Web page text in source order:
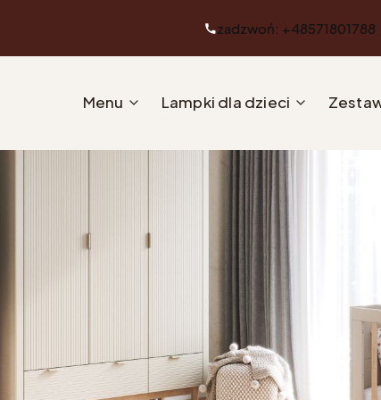
zadzwoń: +48571801788
Menu Lampki dla dzieci